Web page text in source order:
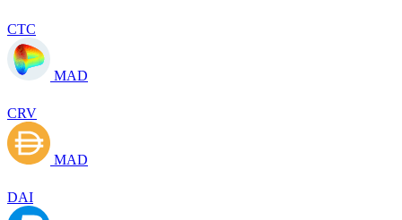
CTC
MAD
CRV
MAD
DAI